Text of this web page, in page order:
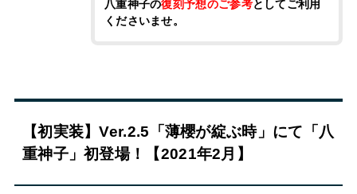
八重神子の復刻予想のご参考としてご利用
くださいませ。
【初実装】Ver.2.5「薄櫻が綻ぶ時」にて「八
重神子」初登場！【2021年2月】